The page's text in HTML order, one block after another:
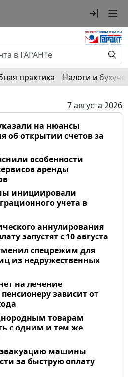
практика Налоги и
7 августа 2026
на нюансы
об открытии счетов за
особенности
аренды
инициировали
учета в
аннулирования
запустят с 10 августа
спецрежим для
из недружественных
на лечение
зависит от
товарам
с одним и тем же
эвакуацию машины
за быструю оплату